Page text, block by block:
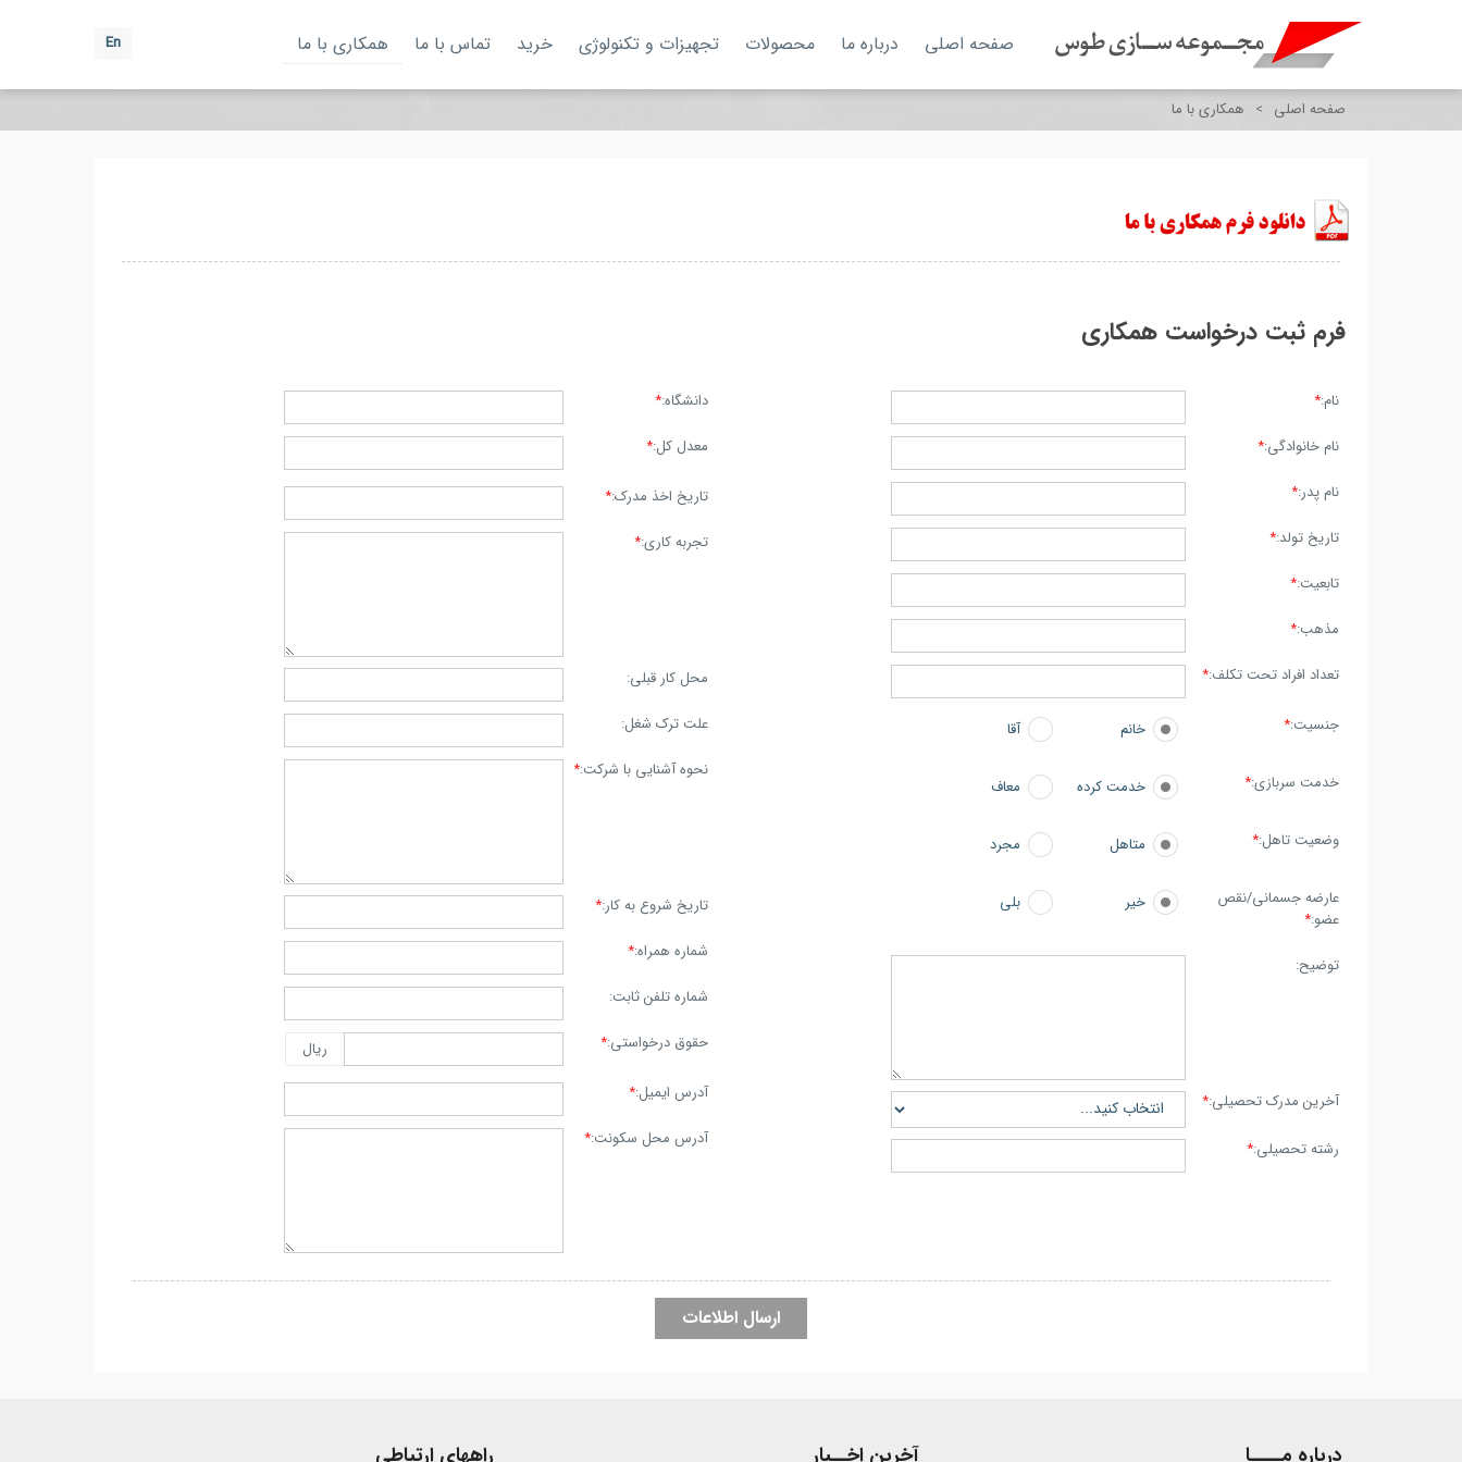
En صفحه اصلی درباره ما محصولات تجهیزات و تکنولوژی خرید تماس با ما همکاری با ما
صفحه اصلی > همکاری با ما
فرم ثبت درخواست همکاری
نام:*
نام خانوادگی:*
نام پدر:*
تاریخ تولد:*
تابعیت:*
مذهب:*
تعداد افراد تحت تکلف:*
جنسیت:* خانم آقا
خدمت سربازی:* خدمت کرده معاف
وضعیت تاهل:* متاهل مجرد
عارضه جسمانی/نقص
عضو:*
خیر بلی
توضیح:
آخرین مدرک تحصیلی:*
رشته تحصیلی:*
دانشگاه:*
معدل کل:*
تاریخ اخذ مدرک:*
تجربه کاری:*
محل کار قبلی:
علت ترک شغل:
نحوه آشنایی با شرکت:*
تاریخ شروع به کار:*
شماره همراه:*
شماره تلفن ثابت:
حقوق درخواستی:*
ریال
آدرس ایمیل:*
آدرس محل سکونت:*
درباره مــــا آخرین اخــبار راههای ارتباطی